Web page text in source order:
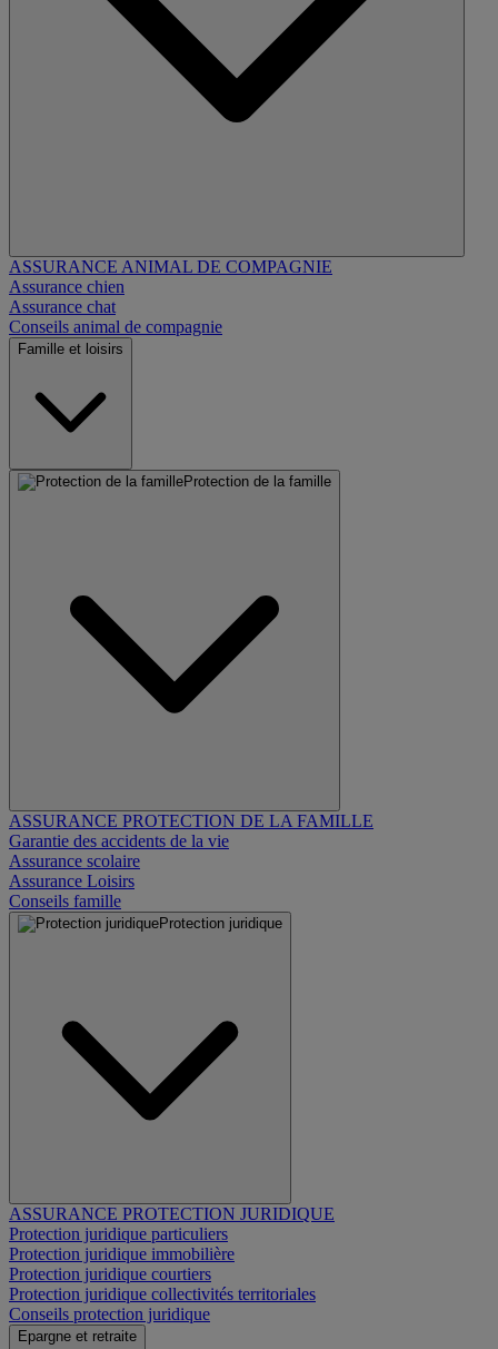
ASSURANCE ANIMAL DE COMPAGNIE
Assurance chien
Assurance chat
Conseils animal de compagnie
Famille et loisirs
Protection de la famille
ASSURANCE PROTECTION DE LA FAMILLE
Garantie des accidents de la vie
Assurance scolaire
Assurance Loisirs
Conseils famille
Protection juridique
ASSURANCE PROTECTION JURIDIQUE
Protection juridique particuliers
Protection juridique immobilière
Protection juridique courtiers
Protection juridique collectivités territoriales
Conseils protection juridique
Epargne et retraite